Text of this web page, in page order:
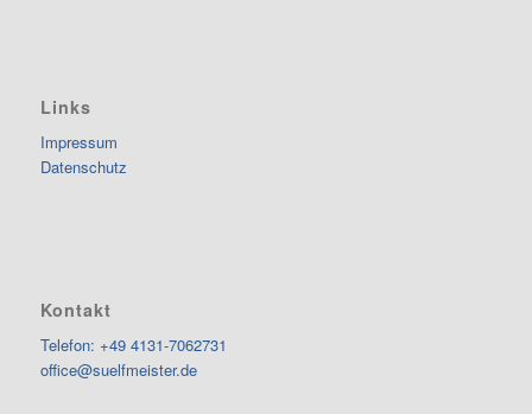
Links
Impressum
Datenschutz
Kontakt
Telefon: +49 4131-7062731
office@suelfmeister.de